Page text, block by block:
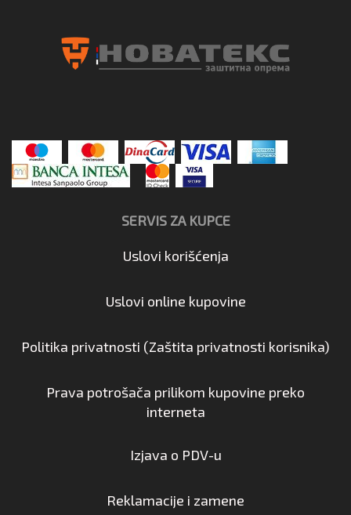
SERVIS ZA KUPCE
Uslovi korišćenja
Uslovi online kupovine
Politika privatnosti (Zaštita privatnosti korisnika)
Prava potrošača prilikom kupovine preko
interneta
Izjava o PDV-u
Reklamacije i zamene